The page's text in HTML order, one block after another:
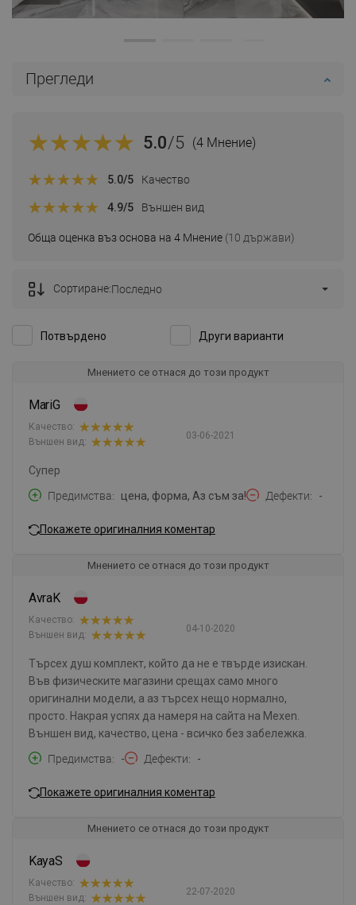
Прегледи
5.0/5 (4 Мнение)
Обща оценка въз основа на 4 Мнение (10 държави)
5.0/5 Качество
4.9/5 Външен вид
Потвърдено Други варианти
Сортиране:Последно
Мнението се отнася до този продукт
MariG
03-06-2021
Качество:
Външен вид:
Супер
Предимства
цена, форма, Аз съм за! Дефекти -
Покажете оригиналния коментар
Мнението се отнася до този продукт
AvraK
04-10-2020
Качество:
Външен вид:
Търсех душ комплект, който да не е твърде изискан.
Във физическите магазини срещах само много
оригинални модели, а аз търсех нещо нормално,
просто. Накрая успях да намеря на сайта на Mexen.
Външен вид, качество, цена - всичко без забележка.
Предимства
- Дефекти -
Покажете оригиналния коментар
Мнението се отнася до този продукт
KayaS
22-07-2020
Качество:
Външен вид: